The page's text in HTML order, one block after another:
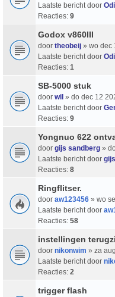
Laatste bericht door
Reacties: 9
Godox v860III
door theobeij » wo dec
Laatste bericht door
Reacties: 1
SB-5000 stuk
door wil » do dec 12
Laatste bericht door
Reacties: 9
Yongnuo 622
door gijs sandberg »
Laatste bericht door
Reacties: 8
Ringflitser.
door aw123456 » wo
Laatste bericht door
Reacties: 58
instellingen
door nikonwim » za
Laatste bericht door
Reacties: 2
trigger flash